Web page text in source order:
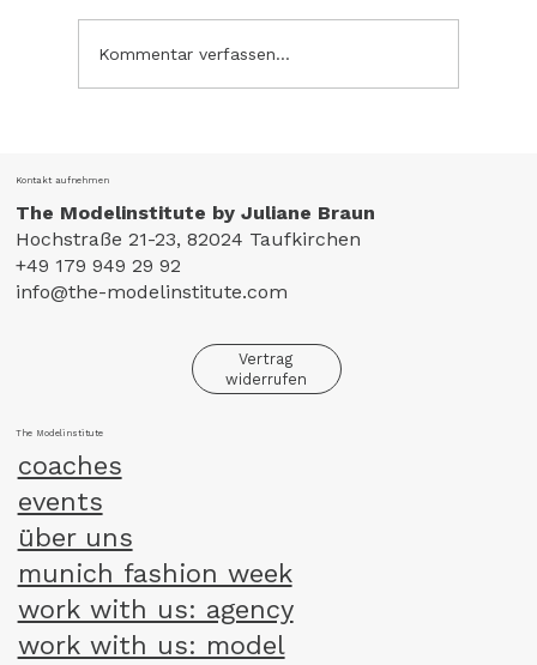
Kommentar verfassen...
Kontakt aufnehmen
The Modelinstitute by Juliane Braun
Hochstraße 21-23, 82024 Taufkirchen
+49 179 949 29 92
info@the-modelinstitute.com
Vertrag
widerrufen
The Modelinstitute
coaches
events
über uns
munich fashion week
work with us: agency
work with us: model